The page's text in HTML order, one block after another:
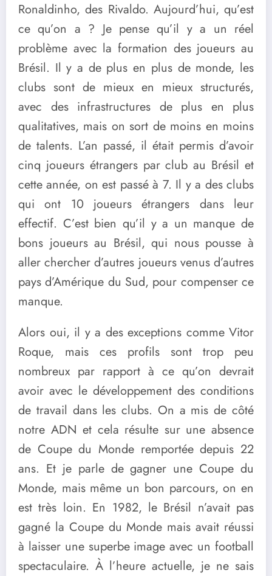
Ronaldinho, des Rivaldo. Aujourd’hui, qu’est
ce qu’on a ? Je pense qu’il y a un réel
problème avec la formation des joueurs au
Brésil. Il y a de plus en plus de monde, les
clubs sont de mieux en mieux structurés,
avec des infrastructures de plus en plus
qualitatives, mais on sort de moins en moins
de talents. L’an passé, il était permis d’avoir
cinq joueurs étrangers par club au Brésil et
cette année, on est passé à 7. Il y a des clubs
qui ont 10 joueurs étrangers dans leur
effectif. C’est bien qu’il y a un manque de
bons joueurs au Brésil, qui nous pousse à
aller chercher d’autres joueurs venus d’autres
pays d’Amérique du Sud, pour compenser ce
manque.
Alors oui, il y a des exceptions comme Vitor
Roque, mais ces profils sont trop peu
nombreux par rapport à ce qu’on devrait
avoir avec le développement des conditions
de travail dans les clubs. On a mis de côté
notre ADN et cela résulte sur une absence
de Coupe du Monde remportée depuis 22
ans. Et je parle de gagner une Coupe du
Monde, mais même un bon parcours, on en
est très loin. En 1982, le Brésil n’avait pas
gagné la Coupe du Monde mais avait réussi
à laisser une superbe image avec un football
spectaculaire. À l’heure actuelle, je ne sais